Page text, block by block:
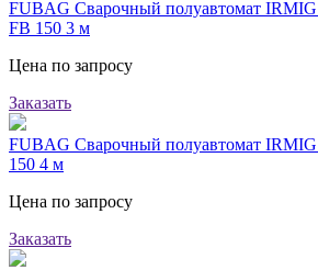
FUBAG Сварочный полуавтомат IRMIG
FB 150 3 м
Цена по запросу
Заказать
FUBAG Сварочный полуавтомат IRMIG
150 4 м
Цена по запросу
Заказать